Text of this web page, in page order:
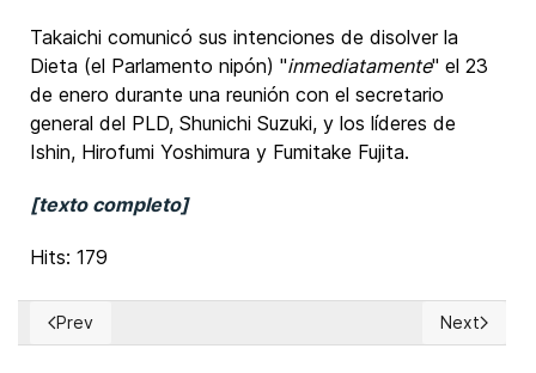
Takaichi comunicó sus intenciones de disolver la
Dieta (el Parlamento nipón) "inmediatamente" el 23
de enero durante una reunión con el secretario
general del PLD, Shunichi Suzuki, y los líderes de
Ishin, Hirofumi Yoshimura y Fumitake Fujita.
[texto completo]
Hits: 179
Previous article: Bangladesh: Líder interino advirtió sobre
Prev Next
Next